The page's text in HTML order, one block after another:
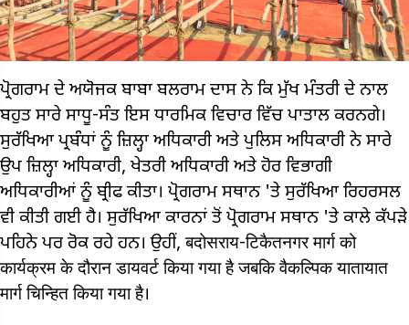
ਪ੍ਰੋਗਰਾਮ ਦੇ ਅਯੋਜਕ ਬਾਬਾ ਬਲਰਾਮ ਦਾਸ ਨੇ ਕਿ ਮੁੱਖ ਮੰਤਰੀ ਦੇ ਨਾਲ
ਬਹੁਤ ਸਾਰੇ ਸਾਧੂ-ਸੰਤ ਇਸ ਧਾਰਮਿਕ ਵਿਚਾਰ ਵਿੱਚ ਪਾਤਾਲ ਕਰਨਗੇ।
ਸੁਰੱਖਿਆ ਪ੍ਰਬੰਧਾਂ ਨੂੰ ਜ਼ਿਲ੍ਹਾ ਅਧਿਕਾਰੀ ਅਤੇ ਪੁਲਿਸ ਅਧਿਕਾਰੀ ਨੇ ਸਾਰੇ
ਉਪ ਜ਼ਿਲ੍ਹਾ ਅਧਿਕਾਰੀ, ਖੇਤਰੀ ਅਧਿਕਾਰੀ ਅਤੇ ਹੋਰ ਵਿਭਾਗੀ
ਅਧਿਕਾਰੀਆਂ ਨੂੰ ਬ੍ਰੀਫ ਕੀਤਾ। ਪ੍ਰੋਗਰਾਮ ਸਥਾਨ 'ਤੇ ਸੁਰੱਖਿਆ ਰਿਹਰਸਲ
ਵੀ ਕੀਤੀ ਗਈ ਹੈ। ਸੁਰੱਖਿਆ ਕਾਰਨਾਂ ਤੋਂ ਪ੍ਰੋਗਰਾਮ ਸਥਾਨ 'ਤੇ ਕਾਲੇ ਕੱਪੜੇ
ਪਹਿਨੇ ਪਰ ਰੋਕ ਰਹੇ ਹਨ। ਉਹੀਂ, बदोसराय-टिकैतनगर मार्ग को
कार्यक्रम के दौरान डायवर्ट किया गया है जबकि वैकल्पिक यातायात
मार्ग चिन्हित किया गया है।